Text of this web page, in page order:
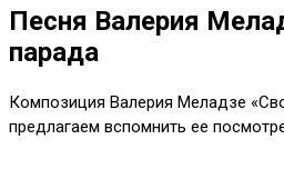
Песня Валерия
парада
Композиция Валерия Меладзе
предлагаем вспомнить ее